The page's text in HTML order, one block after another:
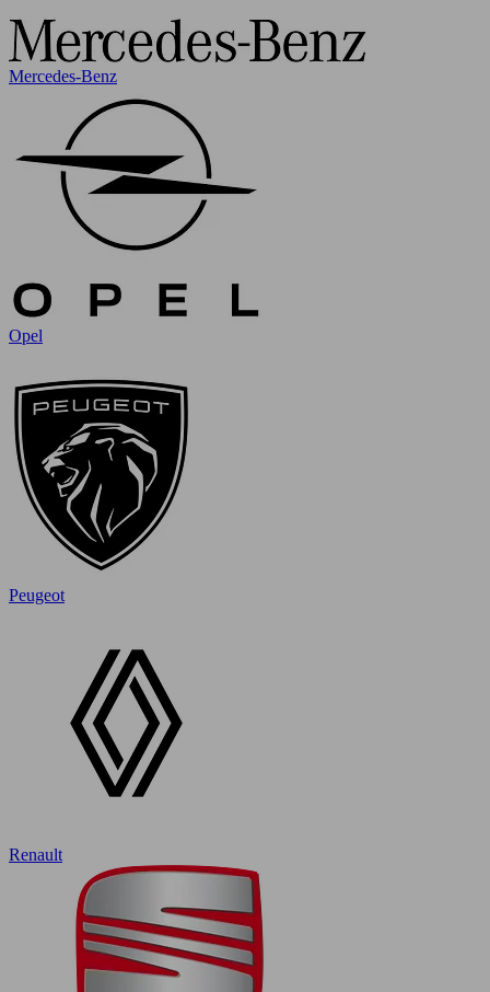
Mercedes-Benz
Opel
Peugeot
Renault